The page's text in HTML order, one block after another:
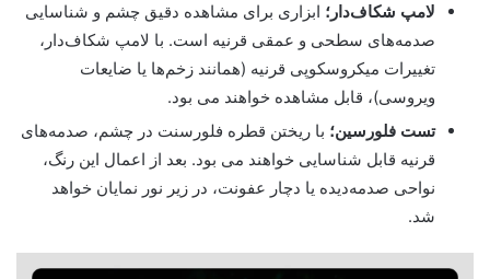
لامپ شکاف‌دار؛ ابزاری برای مشاهده دقیق چشم و شناسایی
صدمه‌های سطحی و عمقی قرنیه است. با لامپ شکاف‌دار،
تغییرات میکروسکوپی قرنیه (همانند زخم‌ها یا ضایعات
ویروسی)، قابل مشاهده خواهند می بود.
تست فلورسین؛ با ریختن قطره فلورسنت در چشم، صدمه‌های
قرنیه قابل شناسایی خواهند می بود. بعد از اعمال این رنگ،
نواحی صدمه‌دیده یا دچار عفونت، در زیر نور نمایان خواهد
شد.